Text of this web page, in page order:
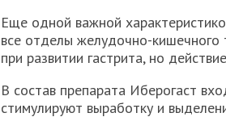
Еще одной важной
все отделы желудочно-кишечного
при развитии гастрита, но
В состав препарата Иберогаст
стимулируют выработку и